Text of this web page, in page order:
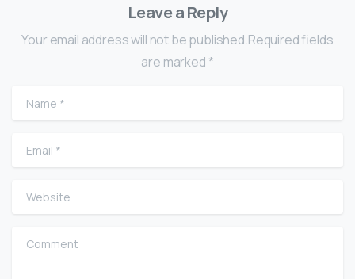
Leave a Reply
Your email address will not be published.Required fields
are marked *
Name
Email
Website
Comment